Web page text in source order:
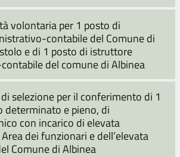
volontaria per 1 posto di
contabile del Comune di
e di 1 posto di istruttore
del comune di Albinea
selezione per il conferimento di 1
determinato e pieno, di
con incarico di elevata
dei funzionari e dell’elevata
Comune di Albinea